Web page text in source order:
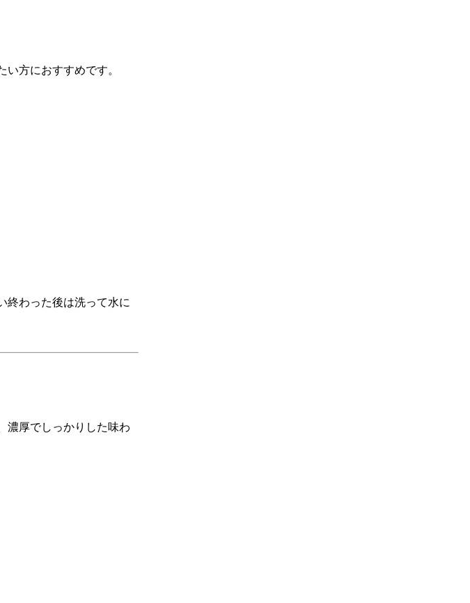
方におすすめです。
終わった後は洗って水に
濃厚でしっかりした味わ